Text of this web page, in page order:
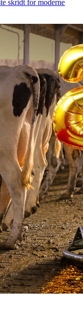
skridt for moderne